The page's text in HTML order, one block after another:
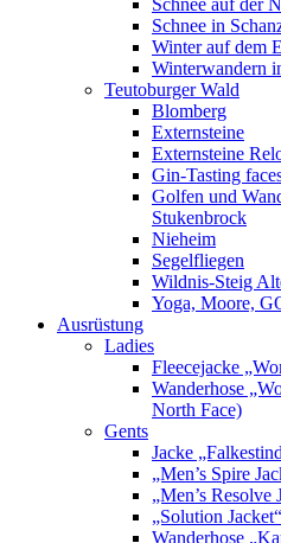
Schnee auf der
Schnee in
Winter auf dem
Winterwandern
Teutoburger Wald
Blomberg
Externsteine
Externsteine
Gin-Tasting
Golfen und
Stukenbrock
Nieheim
Segelfliegen
Wildnis-Steig
Yoga, Moore,
Ausrüstung
Ladies
Fleecejacke
Wanderhose
North Face)
Gents
Jacke
„Men’s Spire
„Men’s
„Solution
Wanderhose